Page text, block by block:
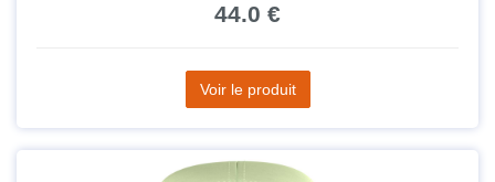
44.0 €
Voir le produit